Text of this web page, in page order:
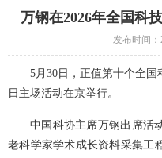
万钢在2026年全国科
发布时间
5月30日，正值第十个全
日主场活动在京举行。
中国科协主席万钢出席活
老科学家学术成长资料采集工